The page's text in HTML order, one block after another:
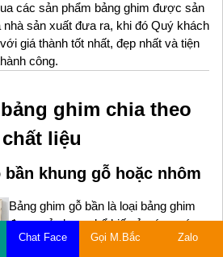
các sản phẩm bảng ghim được sản
nhà sản xuất đưa ra, khi đó Quý khách
giá thành tốt nhất, đẹp nhất và tiện
công.
ghim chia theo
chất liệu
khung gỗ hoặc nhôm
Bảng ghim gỗ bần là loại bảng ghim
được sử dụng phổ biến ở các nước
Châu âu và Châu Mỹ. Bảng ghim gỗ
Chat Face Zalo
Gọi M.Bắc